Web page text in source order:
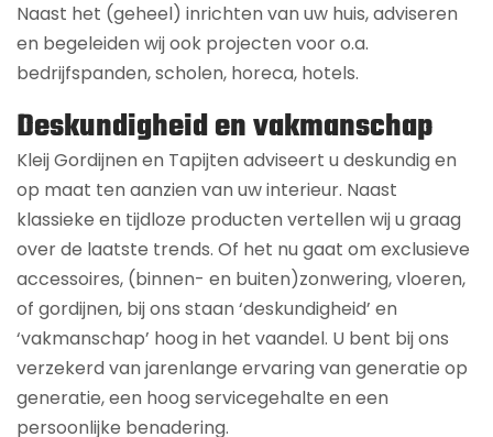
Naast het (geheel) inrichten van uw huis, adviseren
en begeleiden wij ook projecten voor o.a.
bedrijfspanden, scholen, horeca, hotels.
Deskundigheid en vakmanschap
Kleij Gordijnen en Tapijten adviseert u deskundig en
op maat ten aanzien van uw interieur. Naast
klassieke en tijdloze producten vertellen wij u graag
over de laatste trends. Of het nu gaat om exclusieve
accessoires, (binnen- en buiten)zonwering, vloeren,
of gordijnen, bij ons staan ‘deskundigheid’ en
‘vakmanschap’ hoog in het vaandel. U bent bij ons
verzekerd van jarenlange ervaring van generatie op
generatie, een hoog servicegehalte en een
persoonlijke benadering.